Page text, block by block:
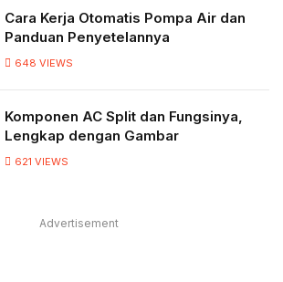
Cara Kerja Otomatis Pompa Air dan
Panduan Penyetelannya
648 VIEWS
Komponen AC Split dan Fungsinya,
Lengkap dengan Gambar
621 VIEWS
Advertisement